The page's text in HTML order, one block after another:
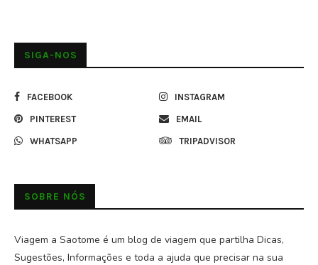
SIGA-NOS
FACEBOOK INSTAGRAM
PINTEREST EMAIL
WHATSAPP TRIPADVISOR
SOBRE NÓS
Viagem a Saotome é um blog de viagem que partilha Dicas,
Sugestões, Informações e toda a ajuda que precisar na sua